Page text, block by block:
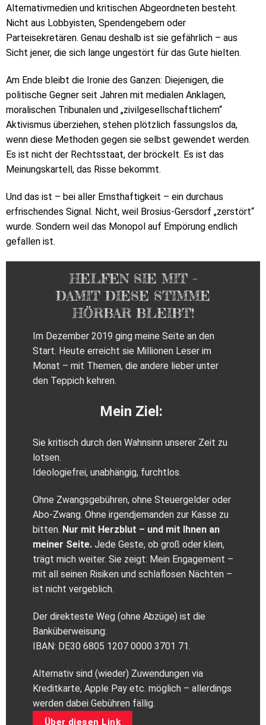
Alternativmedien und kritischen Abgeordneten besteht.
Nicht aus Lobbyisten, Spendengebern oder
Parteisekretären. Genau deshalb ist sie gefährlich – aus
Sicht jener, die sich lange ungestört für das Gute hielten.
Am Ende bleibt die Ironie des Ganzen: Diejenigen, die
politische Gegner seit Jahren mit medialen Anklagen,
moralischen Tribunalen und „zivilgesellschaftlichem“
Aktivismus überziehen, stehen plötzlich fassungslos da,
wenn diese Methoden gegen sie selbst gewendet werden.
Es ist nicht der Rechtsstaat, der bröckelt. Es ist das
Meinungskartell, das Risse bekommt.
Und das ist – bei aller Ernsthaftigkeit – ein durchaus
erfrischendes Signal. Nicht, weil Brosius-Gersdorf „zerstört“
wurde. Sondern weil das Monopol auf Empörung endlich
gefallen ist.
HELFEN SIE MIT –
DAMIT DIESE STIMME
HÖRBAR BLEIBT!
Im Dezember 2019 ging meine Seite an den
Start. Heute erreicht sie Millionen Leser im
Monat – mit Themen, die andere lieber unter
den Teppich kehren.
Mein Ziel:
Sie kritisch durch den Wahnsinn unserer Zeit zu
lotsen.
Ideologiefrei, unabhängig, furchtlos.
Ohne Zwangsgebühren, ohne Steuergelder oder
Abo‑Zwang. Ohne irgendjemanden zur Kasse zu
bitten. Nur mit Herzblut – und mit Ihnen an
meiner Seite. Jede Geste, ob groß oder klein,
trägt mich weiter. Sie zeigt: Mein Engagement –
mit all seinen Risiken und schlaflosen Nächten –
ist nicht vergeblich.
Der direkteste Weg (ohne Abzüge) ist die
Banküberweisung:
IBAN: DE30 6805 1207 0000 3701 71.
Alternativ sind (wieder) Zuwendungen via
Kreditkarte, Apple Pay etc. möglich – allerdings
werden dabei Gebühren fällig.
Über diesen Link